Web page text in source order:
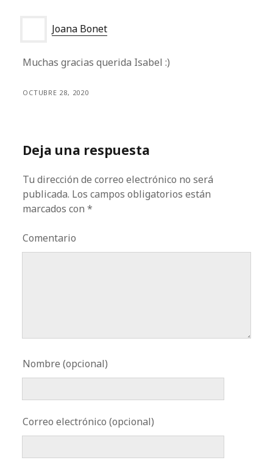
Joana Bonet
Muchas gracias querida Isabel :)
OCTUBRE 28, 2020
Deja una respuesta
Tu dirección de correo electrónico no será
publicada. Los campos obligatorios están
marcados con*
Comentario
Nombre (opcional)
Correo electrónico (opcional)